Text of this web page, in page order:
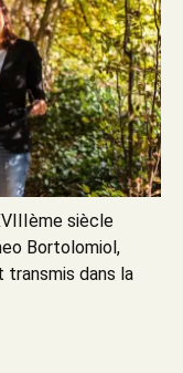
siècle
Bortolomiol,
dans la